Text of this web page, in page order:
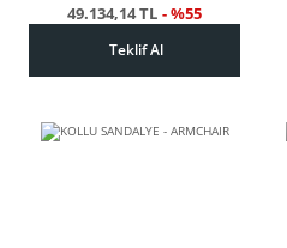
49.134,14 TL - %55
Teklif Al